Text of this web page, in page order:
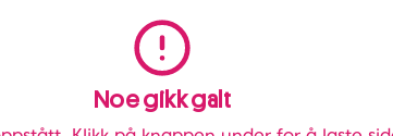
Noe gikk galt